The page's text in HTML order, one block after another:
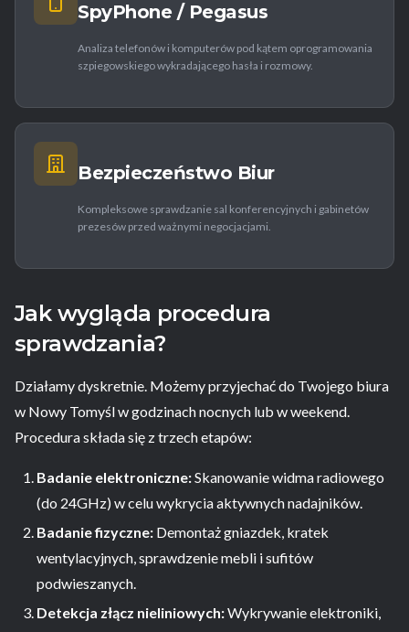
SpyPhone / Pegasus
Analiza telefonów i komputerów pod kątem oprogramowania
szpiegowskiego wykradającego hasła i rozmowy.
Bezpieczeństwo Biur
Kompleksowe sprawdzanie sal konferencyjnych i gabinetów
prezesów przed ważnymi negocjacjami.
Jak wygląda procedura
sprawdzania?
Działamy dyskretnie. Możemy przyjechać do Twojego biura
w Nowy Tomyśl w godzinach nocnych lub w weekend.
Procedura składa się z trzech etapów:
Badanie elektroniczne:Skanowanie widma radiowego
(do 24GHz) w celu wykrycia aktywnych nadajników.
Badanie fizyczne: Demontaż gniazdek, kratek
wentylacyjnych, sprawdzenie mebli i sufitów
podwieszanych.
Detekcja złącz nieliniowych:Wykrywanie elektroniki,